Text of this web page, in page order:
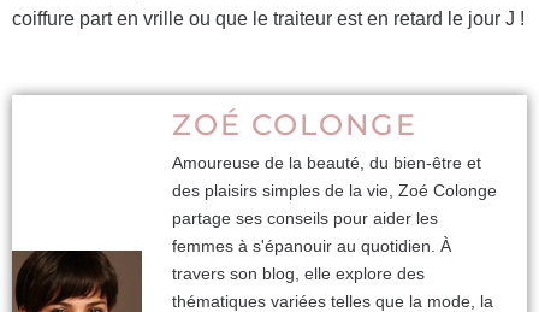
coiffure part en vrille ou que le traiteur est en retard le jour J !
ZOÉ COLONGE
Amoureuse de la beauté, du bien-être et
des plaisirs simples de la vie, Zoé Colonge
partage ses conseils pour aider les
femmes à s'épanouir au quotidien. À
travers son blog, elle explore des
thématiques variées telles que la mode, la